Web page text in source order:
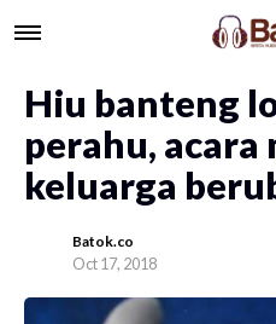
Hiu banteng
perahu, acara
keluarga
Batok.co
Oct 17, 2018